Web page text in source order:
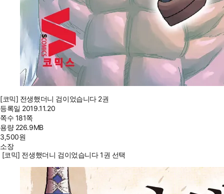
[코믹] 전생했더니 검이었습니다 2권
등록일 2019.11.20
쪽수 181쪽
용량 226.9MB
3,500원
소장
[코믹] 전생했더니 검이었습니다 1권 선택